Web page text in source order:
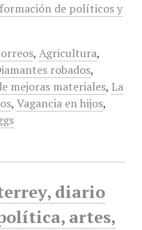
de políticos y
, Agricultura,
robados,
mejoras materiales, La
, Vagancia en hijos,
diario
artes,